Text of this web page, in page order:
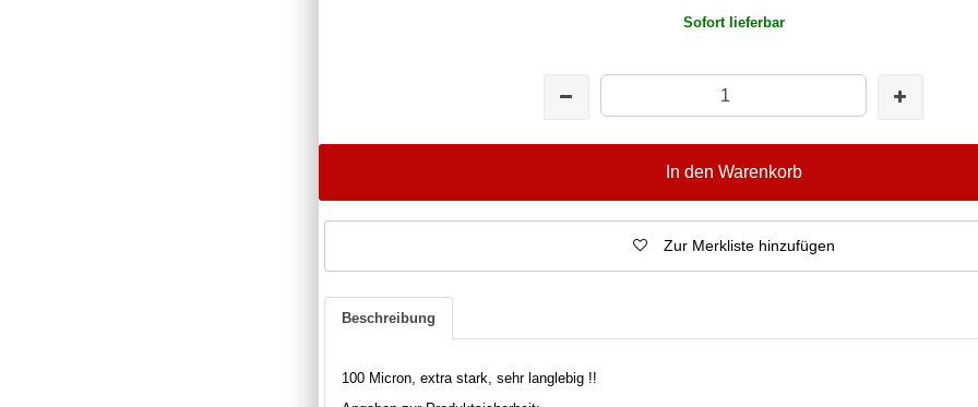
Sofort lieferbar
In den Warenkorb
Zur Merkliste hinzufügen
Beschreibung
100 Micron, extra stark, sehr langlebig !!